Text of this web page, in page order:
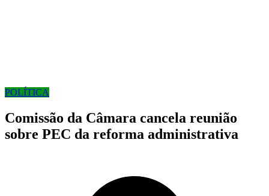
POLÍTICA
Comissão da Câmara cancela reunião
sobre PEC da reforma administrativa